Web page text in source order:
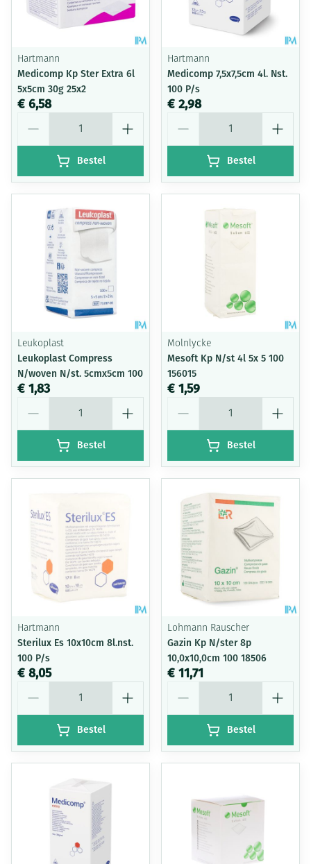
Hartmann
Medicomp Kp Ster Extra 6l
5x5cm 30g 25x2
€ 6,58
Bestel
Hartmann
Medicomp 7,5x7,5cm 4l. Nst.
100 P/s
€ 2,98
Bestel
Leukoplast
Leukoplast Compress
N/woven N/st. 5cmx5cm 100
€ 1,83
Bestel
Molnlycke
Mesoft Kp N/st 4l 5x 5 100
156015
€ 1,59
Bestel
Hartmann
Sterilux Es 10x10cm 8l.nst.
100 P/s
€ 8,05
Bestel
Lohmann Rauscher
Gazin Kp N/ster 8p
10,0x10,0cm 100 18506
€ 11,71
Bestel